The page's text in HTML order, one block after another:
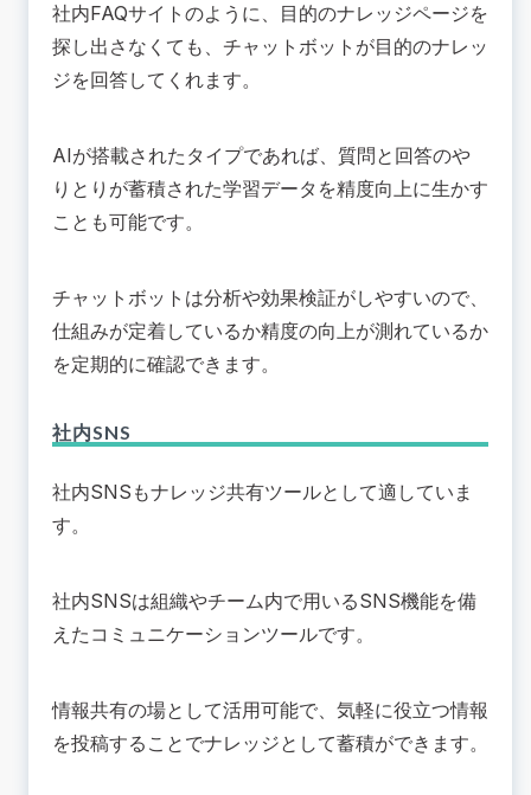
社内FAQサイトのように、目的のナレッジページを
探し出さなくても、チャットボットが目的のナレッ
ジを回答してくれます。
AIが搭載されたタイプであれば、質問と回答のや
りとりが蓄積された学習データを精度向上に生かす
ことも可能です。
チャットボットは分析や効果検証がしやすいので、
仕組みが定着しているか精度の向上が測れているか
を定期的に確認できます。
社内SNS
社内SNSもナレッジ共有ツールとして適していま
す。
社内SNSは組織やチーム内で用いるSNS機能を備
えたコミュニケーションツールです。
情報共有の場として活用可能で、気軽に役立つ情報
を投稿することでナレッジとして蓄積ができます。